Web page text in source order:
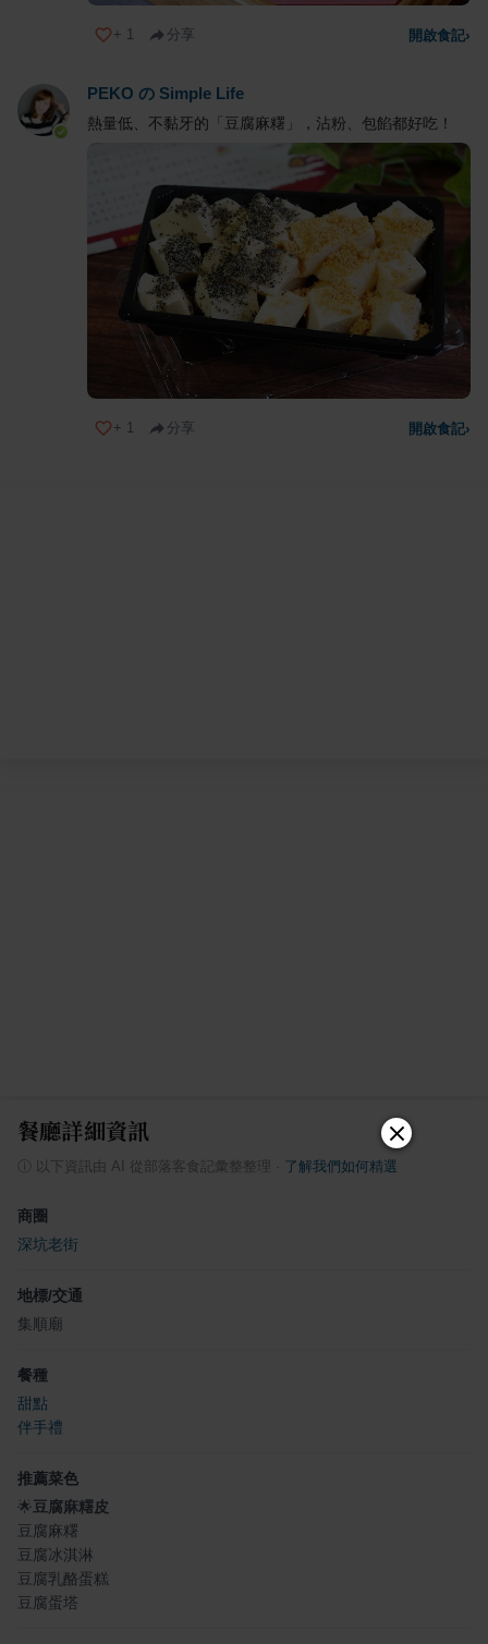
+ 1 分享 開啟食記›
PEKO の Simple Life
熱量低、不黏牙的「豆腐麻糬」，沾粉、包餡都好吃！
+ 1 分享 開啟食記›
餐廳詳細資訊
以下資訊由 AI 從部落客食記彙整整理 了解我們如何精選
商圈
深坑老街
地標/交通
集順廟
餐種
甜點
伴手禮
推薦菜色
🌟豆腐麻糬皮
豆腐麻糬
豆腐冰淇淋
豆腐乳酪蛋糕
豆腐蛋塔